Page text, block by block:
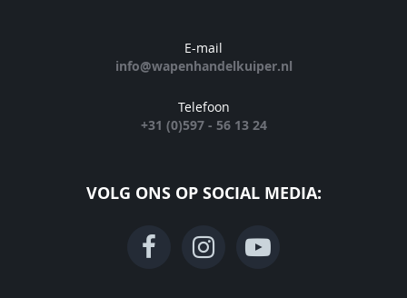
E-mail
info@wapenhandelkuiper.nl
Telefoon
+31 (0)597 - 56 13 24
VOLG ONS OP SOCIAL MEDIA: